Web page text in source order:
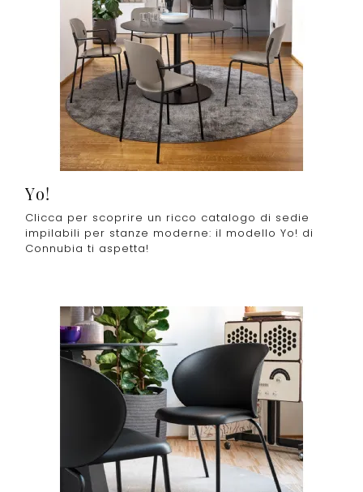
Yo!
Clicca per scoprire un ricco catalogo di sedie
impilabili per stanze moderne: il modello Yo! di
Connubia ti aspetta!